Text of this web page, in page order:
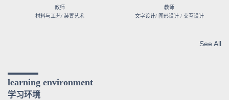
教师
材料与工艺/ 装置艺术
教师
文字设计/ 图形设计 / 交互设计
See All
learning environment
学习环境